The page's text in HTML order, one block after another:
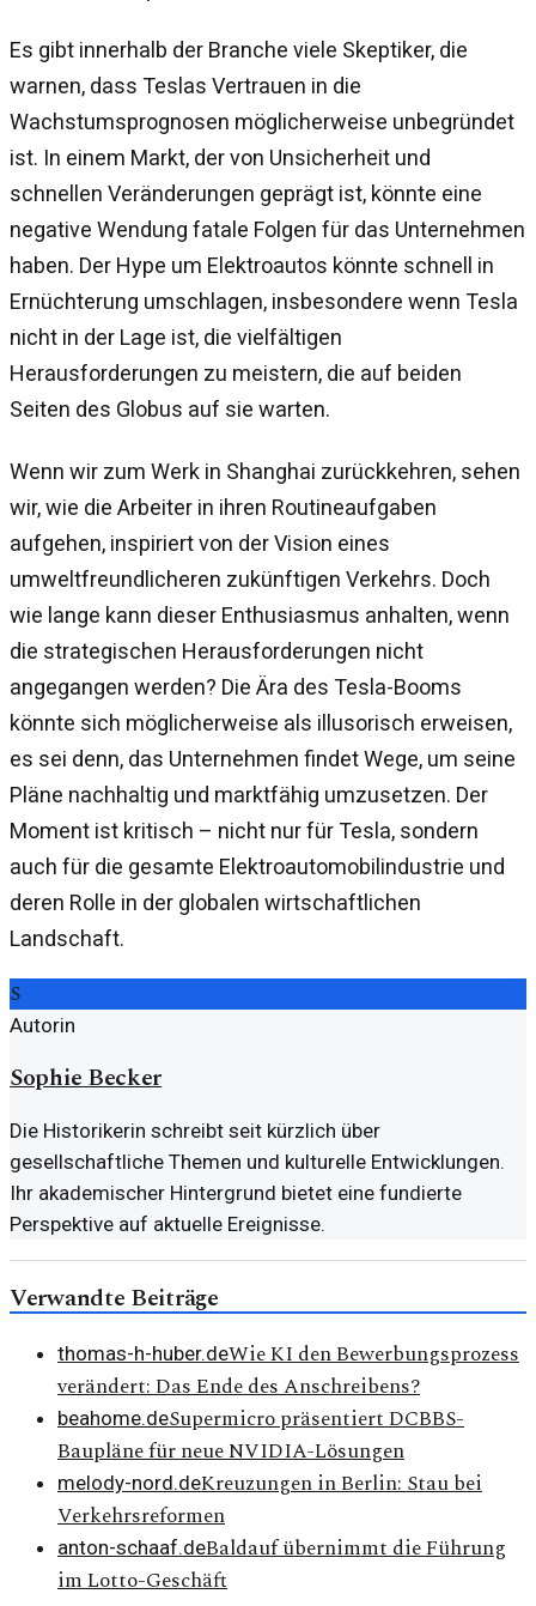
Es gibt innerhalb der Branche viele Skeptiker, die
warnen, dass Teslas Vertrauen in die
Wachstumsprognosen möglicherweise unbegründet
ist. In einem Markt, der von Unsicherheit und
schnellen Veränderungen geprägt ist, könnte eine
negative Wendung fatale Folgen für das Unternehmen
haben. Der Hype um Elektroautos könnte schnell in
Ernüchterung umschlagen, insbesondere wenn Tesla
nicht in der Lage ist, die vielfältigen
Herausforderungen zu meistern, die auf beiden
Seiten des Globus auf sie warten.
Wenn wir zum Werk in Shanghai zurückkehren, sehen
wir, wie die Arbeiter in ihren Routineaufgaben
aufgehen, inspiriert von der Vision eines
umweltfreundlicheren zukünftigen Verkehrs. Doch
wie lange kann dieser Enthusiasmus anhalten, wenn
die strategischen Herausforderungen nicht
angegangen werden? Die Ära des Tesla-Booms
könnte sich möglicherweise als illusorisch erweisen,
es sei denn, das Unternehmen findet Wege, um seine
Pläne nachhaltig und marktfähig umzusetzen. Der
Moment ist kritisch – nicht nur für Tesla, sondern
auch für die gesamte Elektroautomobilindustrie und
deren Rolle in der globalen wirtschaftlichen
Landschaft.
S
Autorin
Sophie Becker
Die Historikerin schreibt seit kürzlich über
gesellschaftliche Themen und kulturelle Entwicklungen.
Ihr akademischer Hintergrund bietet eine fundierte
Perspektive auf aktuelle Ereignisse.
Verwandte Beiträge
thomas-h-huber.deWie KI den Bewerbungsprozess
verändert: Das Ende des Anschreibens?
beahome.deSupermicro präsentiert DCBBS-
Baupläne für neue NVIDIA-Lösungen
melody-nord.deKreuzungen in Berlin: Stau bei
Verkehrsreformen
anton-schaaf.deBaldauf übernimmt die Führung
im Lotto-Geschäft